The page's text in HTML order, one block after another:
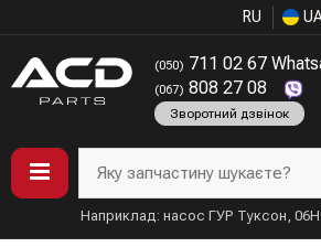
RU
(050) 711 02 67
(067) 808 27 08
Зворотний дзвінок
Яку запчастину шукаєте?
Наприклад: насос ГУР Туксон,